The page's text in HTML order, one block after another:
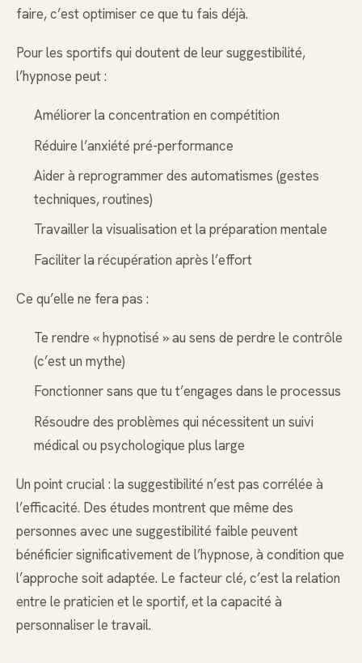
faire, c’est optimiser ce que tu fais déjà.
Pour les sportifs qui doutent de leur suggestibilité,
l’hypnose peut :
Améliorer la concentration en compétition
Réduire l’anxiété pré-performance
Aider à reprogrammer des automatismes (gestes
techniques, routines)
Travailler la visualisation et la préparation mentale
Faciliter la récupération après l’effort
Ce qu’elle ne fera pas :
Te rendre « hypnotisé » au sens de perdre le contrôle
(c’est un mythe)
Fonctionner sans que tu t’engages dans le processus
Résoudre des problèmes qui nécessitent un suivi
médical ou psychologique plus large
Un point crucial : la suggestibilité n’est pas corrélée à
l’efficacité. Des études montrent que même des
personnes avec une suggestibilité faible peuvent
bénéficier significativement de l’hypnose, à condition que
l’approche soit adaptée. Le facteur clé, c’est la relation
entre le praticien et le sportif, et la capacité à
personnaliser le travail.